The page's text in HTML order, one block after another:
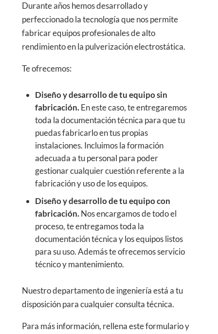
Durante años hemos desarrollado y
perfeccionado la tecnología que nos permite
fabricar equipos profesionales de alto
rendimiento en la pulverización electrostática.
Te ofrecemos:
Diseño y desarrollo de tu equipo sin
fabricación.En este caso, te entregaremos
toda la documentación técnica para que tu
puedas fabricarlo en tus propias
instalaciones. Incluimos la formación
adecuada a tu personal para poder
gestionar cualquier cuestión referente a la
fabricación y uso de los equipos.
Diseño y desarrollo de tu equipo con
fabricación.Nos encargamos de todo el
proceso, te entregamos toda la
documentación técnica y los equipos listos
para su uso. Además te ofrecemos servicio
técnico y mantenimiento.
Nuestro departamento de ingeniería está a tu
disposición para cualquier consulta técnica.
Para más información, rellena este formulario y